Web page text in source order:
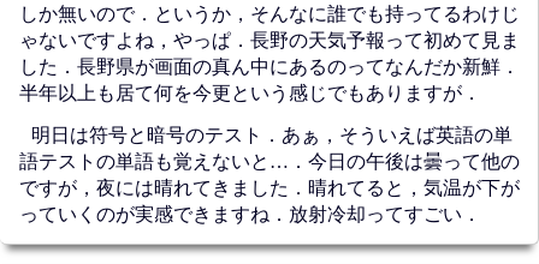
しか無いので．というか，そんなに誰でも持ってるわけじ
ゃないですよね，やっぱ．長野の天気予報って初めて見ま
した．長野県が画面の真ん中にあるのってなんだか新鮮．
半年以上も居て何を今更という感じでもありますが．
明日は符号と暗号のテスト．あぁ，そういえば英語の単
語テストの単語も覚えないと…．今日の午後は曇って他の
ですが，夜には晴れてきました．晴れてると，気温が下が
っていくのが実感できますね．放射冷却ってすごい．